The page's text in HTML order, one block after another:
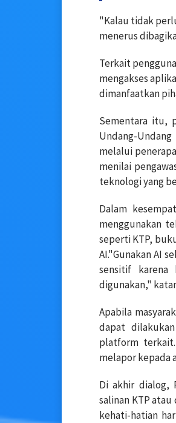
"Kalau tidak
menerus
Terkait
mengakses
dimanfaatkan
Sementara itu,
Undang-
melalui
menilai
teknologi yang
Dalam
menggunakan
seperti KTP,
AI."Gunakan AI
sensitif karena
digunakan,"
Apabila
dapat
platform
melapor kepada
Di akhir dialog,
salinan KTP
kehati-hatian